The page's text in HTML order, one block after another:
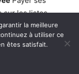
sur les listes
historique de
ou un
la meilleure
à utiliser ce
êtes satisfait.